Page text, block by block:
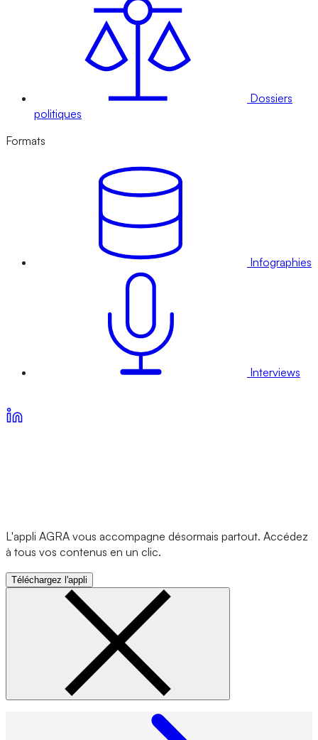
Dossiers
politiques
Formats
Infographies
Interviews
L'appli AGRA vous accompagne désormais partout. Accédez
à tous vos contenus en un clic.
Téléchargez l'appli